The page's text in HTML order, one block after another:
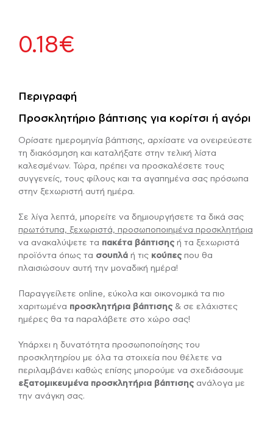
0.18€
Περιγραφή
Προσκλητήριο βάπτισης για κορίτσι ή αγόρι
Ορίσατε ημερομηνία βάπτισης, αρχίσατε να ονειρεύεστε
τη διακόσμηση και καταλήξατε στην τελική λίστα
καλεσμένων. Τώρα, πρέπει να προσκαλέσετε τους
συγγενείς, τους φίλους και τα αγαπημένα σας πρόσωπα
στην ξεχωριστή αυτή ημέρα.
Σε λίγα λεπτά, μπορείτε να δημιουργήσετε τα δικά σας
πρωτότυπα, ξεχωριστά, προσωποποιημένα προσκλητήρια
να ανακαλύψετε τα πακέτα βάπτισης ή τα ξεχωριστά
προϊόντα όπως τα σουπλά ή τις κούπες που θα
πλαισιώσουν αυτή την μοναδική ημέρα!
Παραγγείλετε online, εύκολα και οικονομικά τα πιο
χαριτωμένα προσκλητήρια βάπτισης & σε ελάχιστες
ημέρες θα τα παραλάβετε στο χώρο σας!
Υπάρχει η δυνατότητα προσωποποίησης του
προσκλητηρίου με όλα τα στοιχεία που θέλετε να
περιλαμβάνει καθώς επίσης μπορούμε να σχεδιάσουμε
εξατομικευμένα προσκλητήρια βάπτισης ανάλογα με
την ανάγκη σας.